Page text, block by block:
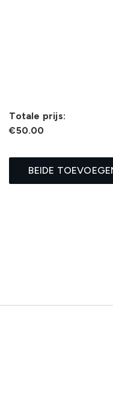
Totale prijs:
€50.00
BEIDE